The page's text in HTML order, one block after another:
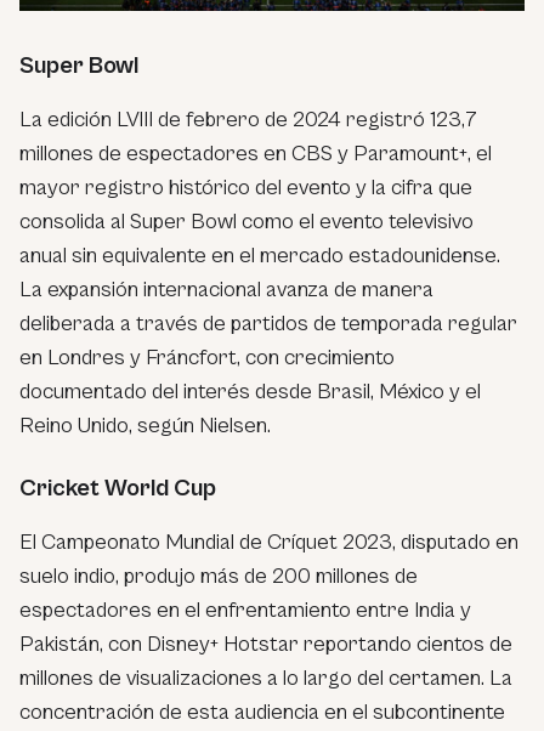
Super Bowl
La edición LVIII de febrero de 2024 registró 123,7
millones de espectadores en CBS y Paramount+, el
mayor registro histórico del evento y la cifra que
consolida al Super Bowl como el evento televisivo
anual sin equivalente en el mercado estadounidense.
La expansión internacional avanza de manera
deliberada a través de partidos de temporada regular
en Londres y Fráncfort, con crecimiento
documentado del interés desde Brasil, México y el
Reino Unido, según Nielsen.
Cricket World Cup
El Campeonato Mundial de Críquet 2023, disputado en
suelo indio, produjo más de 200 millones de
espectadores en el enfrentamiento entre India y
Pakistán, con Disney+ Hotstar reportando cientos de
millones de visualizaciones a lo largo del certamen. La
concentración de esta audiencia en el subcontinente